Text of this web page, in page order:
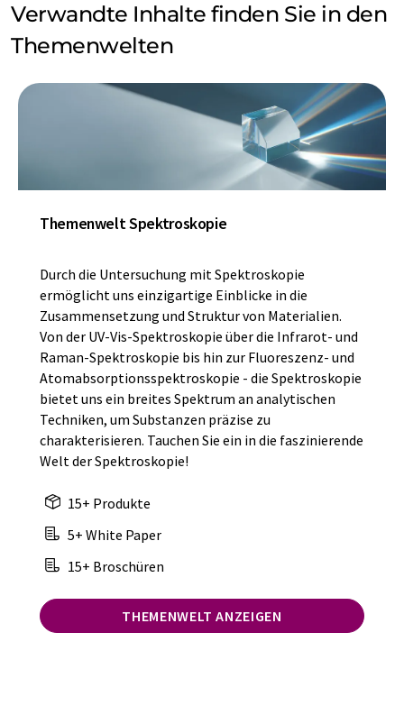
Verwandte Inhalte finden Sie in den
Themenwelten
Themenwelt Spektroskopie
Durch die Untersuchung mit Spektroskopie
ermöglicht uns einzigartige Einblicke in die
Zusammensetzung und Struktur von Materialien.
Von der UV-Vis-Spektroskopie über die Infrarot- und
Raman-Spektroskopie bis hin zur Fluoreszenz- und
Atomabsorptionsspektroskopie - die Spektroskopie
bietet uns ein breites Spektrum an analytischen
Techniken, um Substanzen präzise zu
charakterisieren. Tauchen Sie ein in die faszinierende
Welt der Spektroskopie!
15+ Produkte
5+ White Paper
15+ Broschüren
THEMENWELT ANZEIGEN